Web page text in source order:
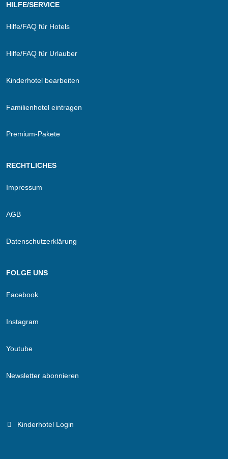
HILFE/SERVICE
Hilfe/FAQ für Hotels
Hilfe/FAQ für Urlauber
Kinderhotel bearbeiten
Familienhotel eintragen
Premium-Pakete
RECHTLICHES
Impressum
AGB
Datenschutzerklärung
FOLGE UNS
Facebook
Instagram
Youtube
Newsletter abonnieren
Kinderhotel Login